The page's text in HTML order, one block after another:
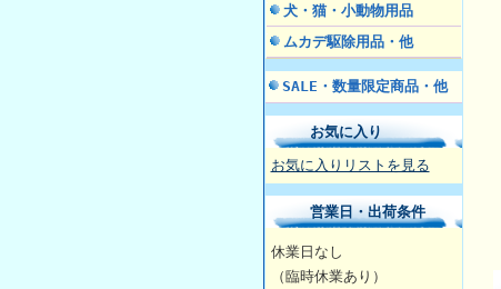
犬・猫・小動物用品
ムカデ駆除用品・他
SALE・数量限定商品・他
お気に入り
お気に入りリストを見る
営業日・出荷条件
休業日なし
（臨時休業あり）